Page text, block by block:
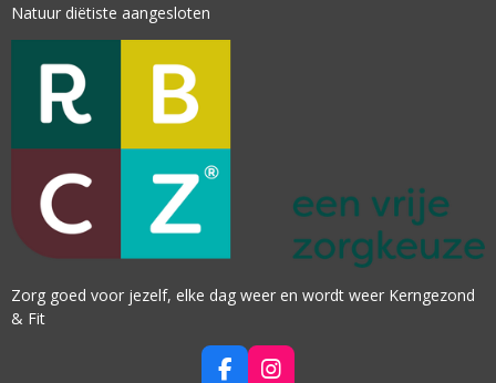
Natuur diëtiste aangesloten
Zorg goed voor jezelf, elke dag weer en wordt weer Kerngezond
& Fit
F I